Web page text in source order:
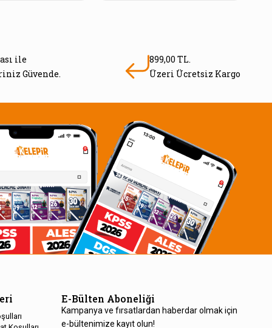
ile
Güvende.
899,00 TL.
Üzeri Ücretsiz Kargo
E-Bülten Aboneliği
Kampanya ve fırsatlardan haberdar olmak için
e-bültenimize kayıt olun!